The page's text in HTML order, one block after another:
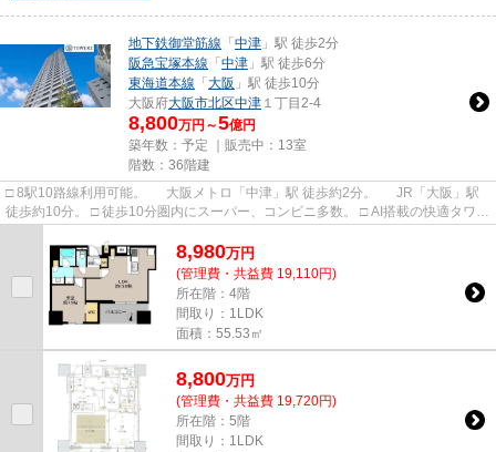
地下鉄御堂筋線 「 中津 」駅 徒歩2分
阪急宝塚本線 「 中津 」駅 徒歩6分
東海道本線 「 大阪 」駅 徒歩10分
大阪府大阪市北区中津 １丁目2-4
8,800万円～5億円
築年数：予定 ｜販売中： 13室
階数：36階建
□ 8駅10路線利用可能。 大阪メトロ「中津」駅 徒歩約2分。 JR「大阪」駅
徒歩約10分。 □ 徒歩10分圏内にスーパー、コンビニ多数。 □ AI搭載の快適タワー
8,980万円
(管理費・共益費 19,110円)
所在階：4階
間取り：1LDK
面積：55.53㎡
8,800万円
(管理費・共益費 19,720円)
所在階：5階
間取り：1LDK